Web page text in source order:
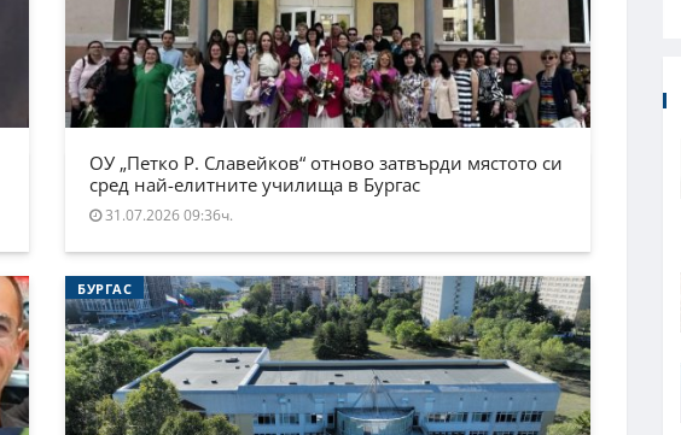
ОУ „Петко Р. Славейков“ отново затвърди мястото си
сред най-елитните училища в Бургас
31.07.2026 09:36ч.
БУРГАС